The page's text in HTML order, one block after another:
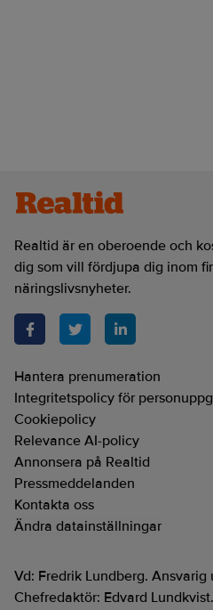
Realtid är en oberoende och
dig som vill fördjupa dig inom
näringslivsnyheter.
Hantera prenumeration
Integritetspolicy för
Cookiepolicy
Relevance AI-policy
Annonsera på Realtid
Pressmeddelanden
Kontakta oss
Ändra datainställningar
Vd: Fredrik Lundberg.
Chefredaktör: Edvard